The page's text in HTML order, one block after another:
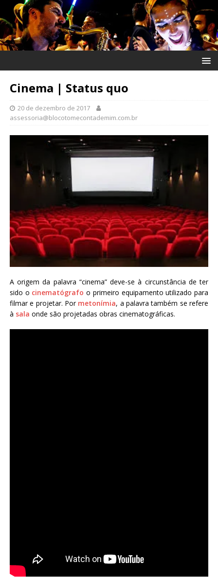
Cinema | Status quo
20 de dezembro de 2017
assessoria@blocotomecontademim.com.br
A origem da palavra “cinema” deve-se à circunstância de ter
sido o cinematógrafo o primeiro equipamento utilizado para
filmar e projetar. Por metonímia, a palavra também se refere
à sala onde são projetadas obras cinematográficas.